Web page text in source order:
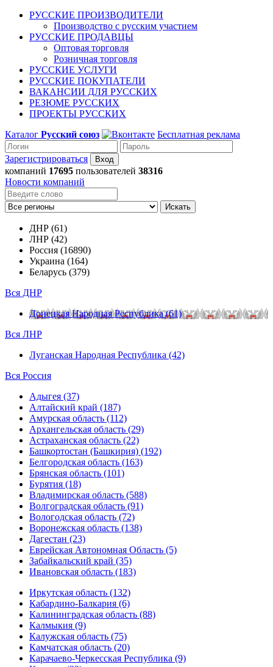
РУССКИЕ ПРОИЗВОДИТЕЛИ
Производство с русским участием
РУССКИЕ ПРОДАВЦЫ
Оптовая торговля
Розничная торговля
РУССКИЕ УСЛУГИ
РУССКИЕ ПОКУПАТЕЛИ
ВАКАНСИИ ДЛЯ РУССКИХ
РЕЗЮМЕ РУССКИХ
ПРОЕКТЫ РУССКИХ
Каталог Русский союз Бесплатная реклама
Зарегистрироваться
компаний 17695 пользователей 38316
Новости компаний
Искать
ДНР (61)
ЛНР (42)
Россия (16890)
Украина (164)
Беларусь (379)
Вся ДНР
Донецкая Народная Республика (61)
Вся ЛНР
Луганская Народная Республика (42)
Вся Россия
Адыгея (37)
Алтайский край (187)
Амурская область (112)
Архангельская область (29)
Астраханская область (22)
Башкортостан (Башкирия) (192)
Белгородская область (163)
Брянская область (101)
Бурятия (18)
Владимирская область (588)
Волгоградская область (91)
Вологодская область (72)
Воронежская область (138)
Дагестан (23)
Еврейская Автономная Область (5)
Забайкальский край (35)
Ивановская область (183)
Иркутская область (132)
Кабардино-Балкария (6)
Калининградская область (88)
Калмыкия (9)
Калужская область (75)
Камчатская область (20)
Карачаево-Черкесская Республика (9)